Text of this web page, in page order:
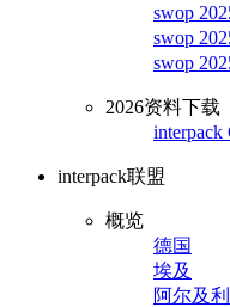
swop
swop
swop
2026资料下载
interpack
interpack联盟
概览
德国
埃及
阿尔及